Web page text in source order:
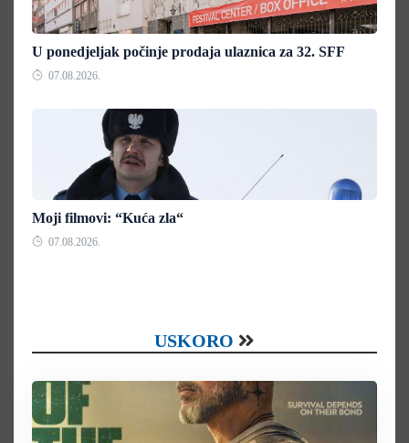
U ponedjeljak počinje prodaja ulaznica za 32. SFF
07.08.2026.
Moji filmovi: “Kuća zla“
07.08.2026.
USKORO